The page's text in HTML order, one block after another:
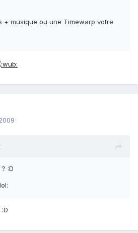
+ musique ou une Timewarp votre
:D